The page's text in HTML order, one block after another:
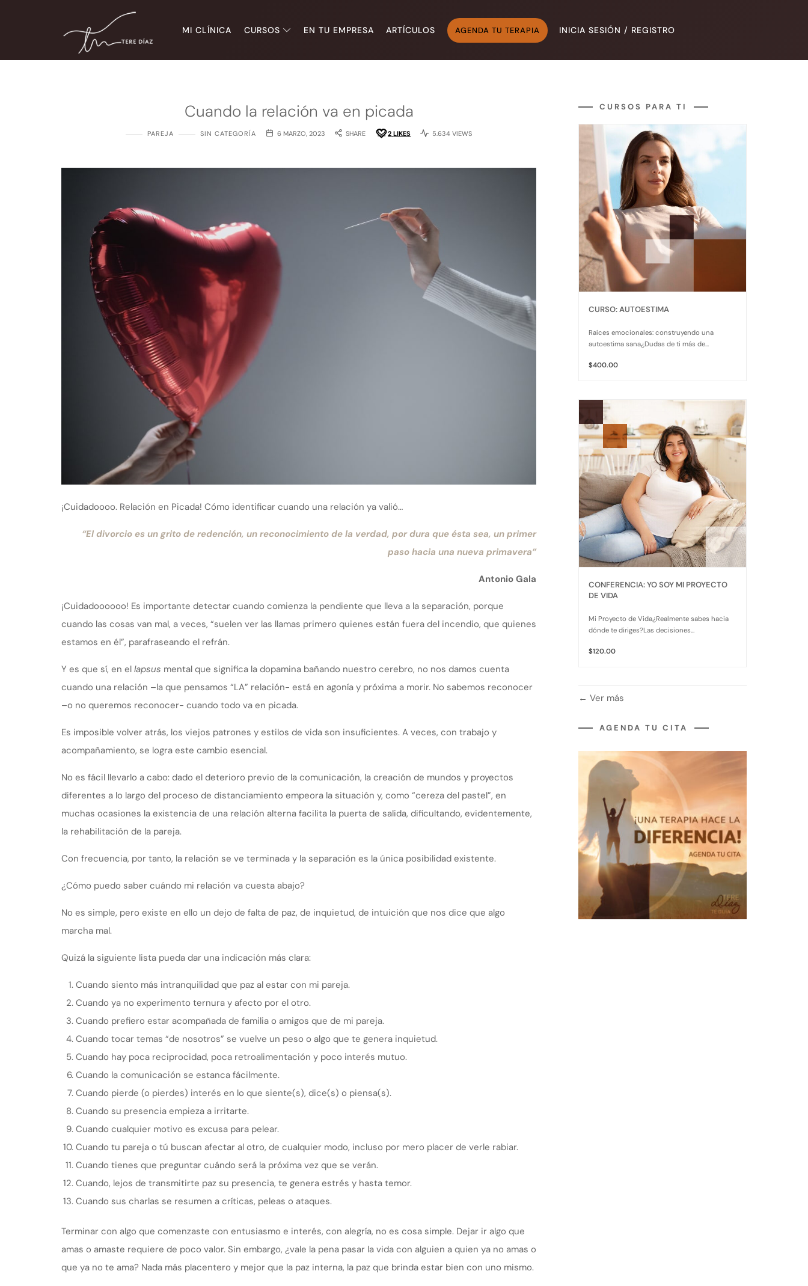
Tere Díaz MI CLÍNICA CURSOS EN TU EMPRESA ARTÍCULOS AGENDA TU TERAPIA INICIA SESIÓN / REGISTRO
Cuando la relación va en picada
PAREJA SIN CATEGORÍA 6 MARZO, 2023 SHARE 2 LIKES 5.634 VIEWS
¡Cuidadoooo. Relación en Picada! Cómo identificar cuando una relación ya valió…
“El divorcio es un grito de redención, un reconocimiento de la verdad, por dura que ésta sea, un primer
paso hacia una nueva primavera”
Antonio Gala
¡Cuidadoooooo! Es importante detectar cuando comienza la pendiente que lleva a la separación, porque
cuando las cosas van mal, a veces, “suelen ver las llamas primero quienes están fuera del incendio, que quienes
estamos en él”, parafraseando el refrán.
Y es que sí, en el lapsus mental que significa la dopamina bañando nuestro cerebro, no nos damos cuenta
cuando una relación –la que pensamos “LA” relación- está en agonía y próxima a morir. No sabemos reconocer
–o no queremos reconocer- cuando todo va en picada.
Es imposible volver atrás, los viejos patrones y estilos de vida son insuficientes. A veces, con trabajo y
acompañamiento, se logra este cambio esencial.
No es fácil llevarlo a cabo: dado el deterioro previo de la comunicación, la creación de mundos y proyectos
diferentes a lo largo del proceso de distanciamiento empeora la situación y, como “cereza del pastel”, en
muchas ocasiones la existencia de una relación alterna facilita la puerta de salida, dificultando, evidentemente,
la rehabilitación de la pareja.
Con frecuencia, por tanto, la relación se ve terminada y la separación es la única posibilidad existente.
¿Cómo puedo saber cuándo mi relación va cuesta abajo?
No es simple, pero existe en ello un dejo de falta de paz, de inquietud, de intuición que nos dice que algo
marcha mal.
Quizá la siguiente lista pueda dar una indicación más clara:
Cuando siento más intranquilidad que paz al estar con mi pareja.
Cuando ya no experimento ternura y afecto por el otro.
Cuando prefiero estar acompañada de familia o amigos que de mi pareja.
Cuando tocar temas “de nosotros” se vuelve un peso o algo que te genera inquietud.
Cuando hay poca reciprocidad, poca retroalimentación y poco interés mutuo.
Cuando la comunicación se estanca fácilmente.
Cuando pierde (o pierdes) interés en lo que siente(s), dice(s) o piensa(s).
Cuando su presencia empieza a irritarte.
Cuando cualquier motivo es excusa para pelear.
Cuando tu pareja o tú buscan afectar al otro, de cualquier modo, incluso por mero placer de verle rabiar.
Cuando tienes que preguntar cuándo será la próxima vez que se verán.
Cuando, lejos de transmitirte paz su presencia, te genera estrés y hasta temor.
Cuando sus charlas se resumen a críticas, peleas o ataques.
Terminar con algo que comenzaste con entusiasmo e interés, con alegría, no es cosa simple. Dejar ir algo que
amas o amaste requiere de poco valor. Sin embargo, ¿vale la pena pasar la vida con alguien a quien ya no amas o
que ya no te ama? Nada más placentero y mejor que la paz interna, la paz que brinda estar bien con uno mismo.
CURSOS PARA TI
CURSO: AUTOESTIMA
Raíces emocionales: construyendo una
autoestima sana¿Dudas de ti más de...
$400.00
CONFERENCIA: YO SOY MI PROYECTO
DE VIDA
Mi Proyecto de Vida¿Realmente sabes hacia
dónde te diriges?Las decisiones...
$120.00
Ver más
AGENDA TU CITA